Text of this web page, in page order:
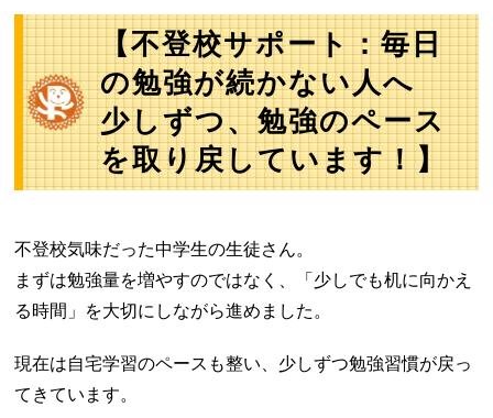
【不登校サポート：毎日
の勉強が続かない人へ
少しずつ、勉強のペース
を取り戻しています！】
不登校気味だった中学生の生徒さん。
まずは勉強量を増やすのではなく、「少しでも机に向かえ
る時間」を大切にしながら進めました。
現在は自宅学習のペースも整い、少しずつ勉強習慣が戻っ
てきています。